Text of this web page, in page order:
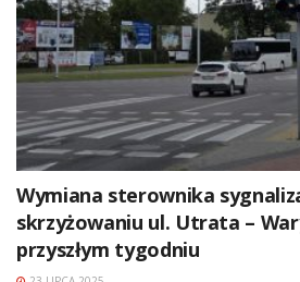
Wymiana sterownika
skrzyżowaniu ul. Utrata –
przyszłym tygodniu